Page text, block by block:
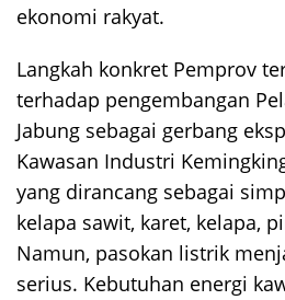
ekonomi rakyat.
Langkah konkret Pemprov
terhadap pengembangan
Jabung sebagai gerbang
Kawasan Industri
yang dirancang sebagai
kelapa sawit, karet, kelapa,
Namun, pasokan listrik
serius. Kebutuhan energi